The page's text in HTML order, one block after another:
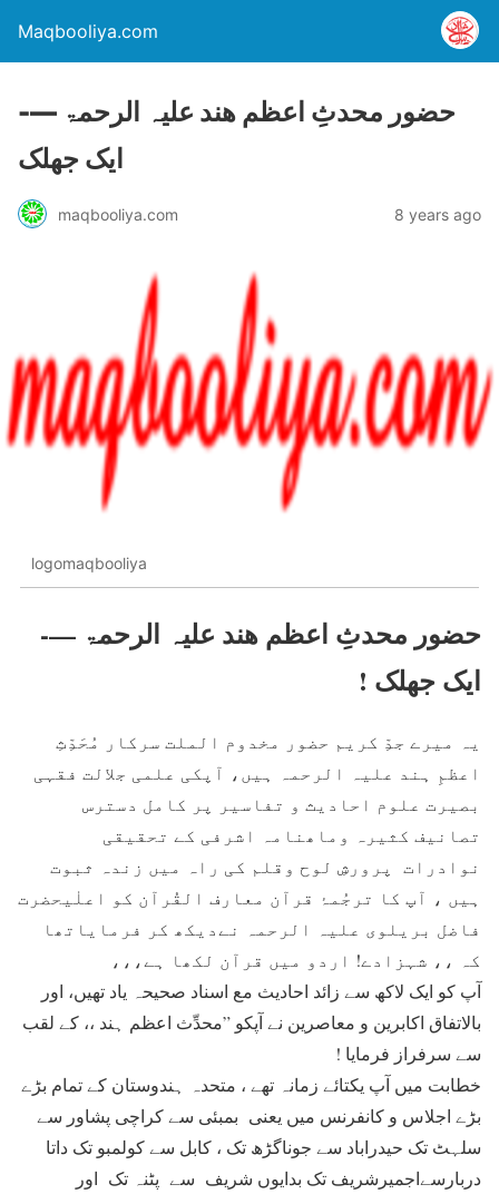
Maqbooliya.com
حضور محدثِ اعظم ھند علیہ الرحمۃ —-
ایک جھلک
maqbooliya.com 8 years ago
logomaqbooliya
حضور محدثِ اعظم ھند علیہ الرحمۃ —-
ایک جھلک !
یہ میرے جدِّ کریم حضور مخدوم الملت سرکار مُحَدِّثِ
اعظمِ ہند علیہ الرحمہ ہیں، آپکی علمی جلالت فقہی
بصیرت علوم احادیث و تفاسیر پر کامل دسترس
تصانیف کثیرہ وماھنامہ اشرفی کے تحقیقی
نوادرات پرورشِ لوح وقلم کی راہ میں زندہ ثبوت
ہیں ، آپ کا ترجُمۂ قرآن معارف القُرآن کو اعلٰیحضرت
فاضل بریلوی علیہ الرحمہ نےدیکھ کر فرمایاتھا
کہ ،، شہزادے! اردو میں قرآن لکھا ہے،،،
آپ کو ایک لاکھ سے زائد احادیث مع اسناد صحیحہ یاد تھیں، اور
بالاتفاق اکابرین و معاصرین نے آپکو ”محدِّث اعظم ہند ،، کے لقب
سے سرفراز فرمایا !
خطابت میں آپ یکتائے زمانہ تھے ، متحدہ ہندوستان کے تمام بڑے
بڑے اجلاس و کانفرنس میں یعنی بمبئی سے کراچی پشاور سے
سلہٹ تک حیدراباد سے جوناگڑھ تک ، کابل سے کولمبو تک داتا
دربارسےاجمیرشریف تک بدایوں شریف سے پٹنہ تک اور